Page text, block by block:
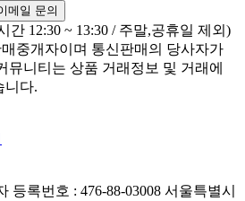
메일 문의
간 12:30 ~ 13:30 / 주말,공휴일 제외)
중개자이며 통신판매의 당사자가
뮤니티는 상품 거래정보 및 거래에
니다.
등록번호 : 476-88-03008 서울특별시